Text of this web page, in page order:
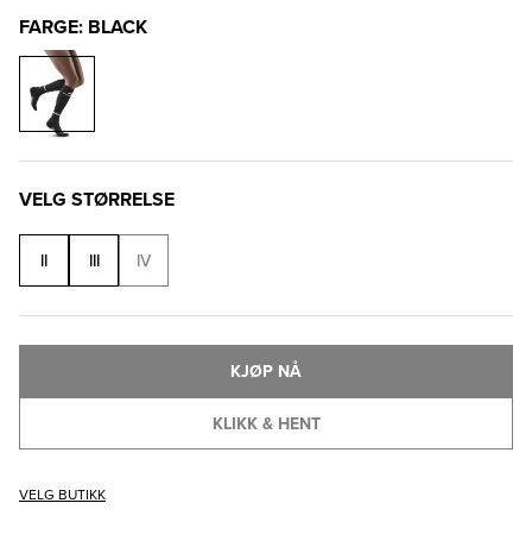
FARGE: BLACK
VELG STØRRELSE
II III IV
KLIKK & HENT
KJØP NÅ
VELG BUTIKK